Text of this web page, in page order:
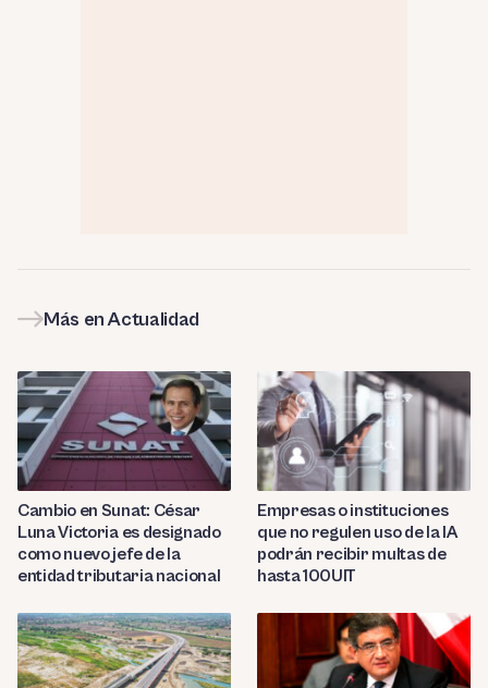
Más en Actualidad
Cambio en Sunat: César
Luna Victoria es designado
como nuevo jefe de la
entidad tributaria nacional
Empresas o instituciones
que no regulen uso de la IA
podrán recibir multas de
hasta 100UIT